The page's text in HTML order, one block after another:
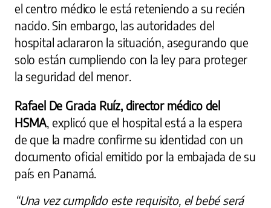
el centro médico le está reteniendo a su recién
nacido. Sin embargo, las autoridades del
hospital aclararon la situación, asegurando que
solo están cumpliendo con la ley para proteger
la seguridad del menor.
Rafael De Gracia Ruíz, director médico del
HSMA , explicó que el hospital está a la espera
de que la madre confirme su identidad con un
documento oficial emitido por la embajada de su
país en Panamá.
“Una vez cumplido este requisito, el bebé será